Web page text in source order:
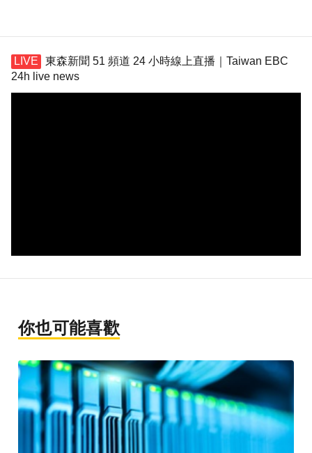
東森新聞 51 頻道 24 小時線上直播｜Taiwan EBC
24h live news
你也可能喜歡